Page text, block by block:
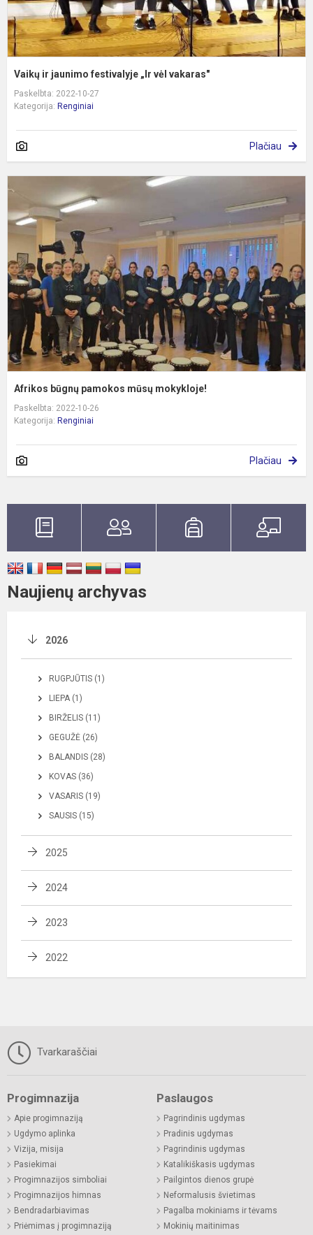
Vaikų ir jaunimo festivalyje „Ir vėl vakaras"
Paskelbta: 2022-10-27
Kategorija: Renginiai
Plačiau
Afrikos būgnų pamokos mūsų mokykloje!
Paskelbta: 2022-10-26
Kategorija: Renginiai
Plačiau
Naujienų archyvas
2026
RUGPJŪTIS (1)
LIEPA (1)
BIRŽELIS (11)
GEGUŽĖ (26)
BALANDIS (28)
KOVAS (36)
VASARIS (19)
SAUSIS (15)
2025
2024
2023
2022
Tvarkaraščiai
Progimnazija
Apie progimnaziją
Ugdymo aplinka
Vizija, misija
Pasiekimai
Progimnazijos simboliai
Progimnazijos himnas
Bendradarbiavimas
Priėmimas į progimnaziją
Paslaugos
Pagrindinis ugdymas
Pradinis ugdymas
Pagrindinis ugdymas
Katalikiškasis ugdymas
Pailgintos dienos grupė
Neformalusis švietimas
Pagalba mokiniams ir tėvams
Mokinių maitinimas